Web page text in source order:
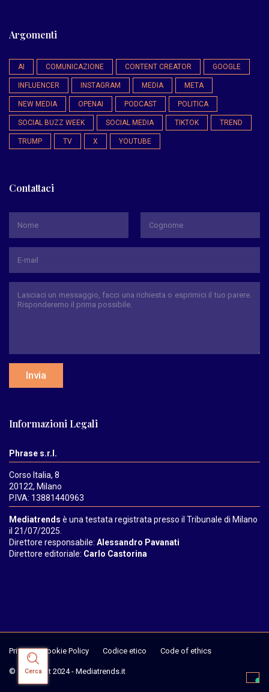
Cerca
Argomenti
AI COMUNICAZIONE CONTENT CREATOR GOOGLE
INFLUENCER INSTAGRAM MEDIA META
NEW MEDIA OPENAI PODCAST POLITICA
SOCIAL BUZZ WEEK SOCIAL MEDIA TIKTOK TREND
TRUMP TV X YOUTUBE
Contattaci
Invia
Informazioni Legali
Phrase s.r.l.
Corso Italia, 8
20122, Milano
P.IVA: 13881440963
Mediatrends è una testata registrata presso il Tribunale di Milano
il 21/07/2025.
Direttore responsabile: Alessandro Pavanati
Direttore editoriale: Carlo Castorina
Privacy & Cookie Policy Codice etico Code of ethics
© Copyright 2024 - Mediatrends.it